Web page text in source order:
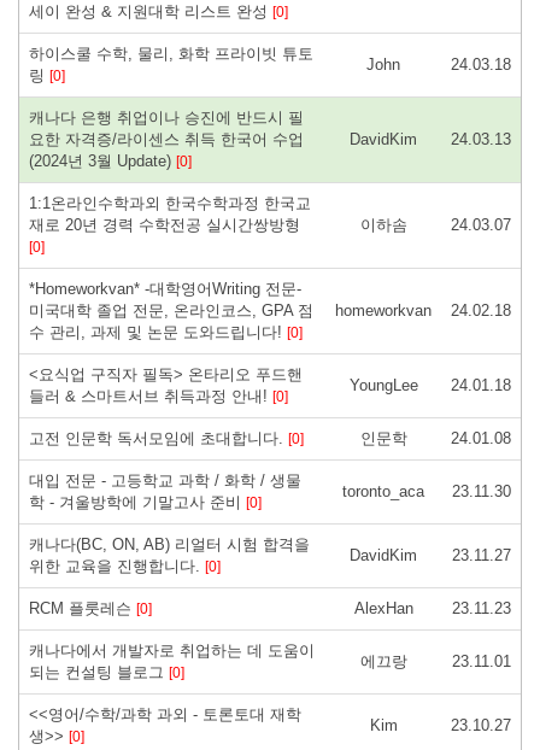
세이 완성 & 지원대학 리스트 완성 [0]
하이스쿨 수학, 물리, 화학 프라이빗 튜토
링 [0]
John 24.03.18
캐나다 은행 취업이나 승진에 반드시 필
요한 자격증/라이센스 취득 한국어 수업
(2024년 3월 Update) [0]
DavidKim 24.03.13
1:1온라인수학과외 한국수학과정 한국교
재로 20년 경력 수학전공 실시간쌍방형
[0]
이하솜 24.03.07
*Homeworkvan* -대학영어Writing 전문-
미국대학 졸업 전문, 온라인코스, GPA 점
수 관리, 과제 및 논문 도와드립니다! [0]
homeworkvan 24.02.18
<요식업 구직자 필독> 온타리오 푸드핸
들러 & 스마트서브 취득과정 안내! [0]
YoungLee 24.01.18
고전 인문학 독서모임에 초대합니다. [0] 인문학 24.01.08
대입 전문 - 고등학교 과학 / 화학 / 생물
학 - 겨울방학에 기말고사 준비 [0]
toronto_aca 23.11.30
캐나다(BC, ON, AB) 리얼터 시험 합격을
위한 교육을 진행합니다. [0]
DavidKim 23.11.27
RCM 플룻레슨 [0] AlexHan 23.11.23
캐나다에서 개발자로 취업하는 데 도움이
되는 컨설팅 블로그 [0]
에끄랑 23.11.01
<<영어/수학/과학 과외 - 토론토대 재학
생>> [0]
Kim 23.10.27